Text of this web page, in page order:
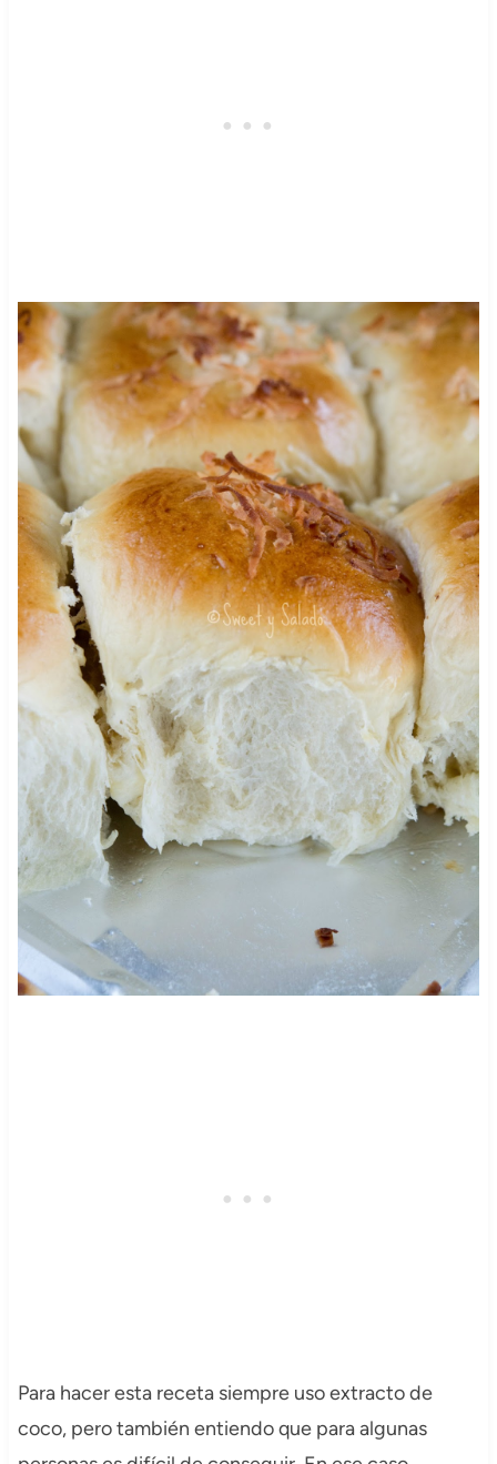
Para hacer esta receta siempre uso extracto de
coco, pero también entiendo que para algunas